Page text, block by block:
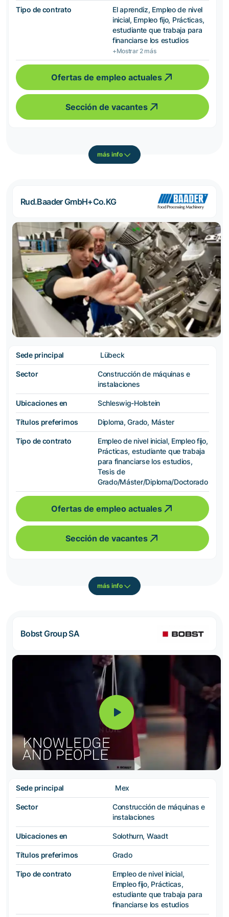
Tipo de contrato
El aprendiz, Empleo de nivel
inicial, Empleo fijo, Prácticas,
estudiante que trabaja para
financiarse los estudios
+Mostrar 2 más
Ofertas de empleo actuales
Sección de vacantes
más info
Rud.Baader GmbH+Co.KG
Sede principal Lübeck
Sector
Construcción de máquinas e
instalaciones
Ubicaciones en Schleswig-Holstein
Títulos preferimos Diploma, Grado, Máster
Tipo de contrato
Empleo de nivel inicial, Empleo fijo,
Prácticas, estudiante que trabaja
para financiarse los estudios,
Tesis de
Grado/Máster/Diploma/Doctorado
Ofertas de empleo actuales
Sección de vacantes
más info
Bobst Group SA
Sede principal Mex
Sector
Construcción de máquinas e
instalaciones
Ubicaciones en Solothurn, Waadt
Títulos preferimos Grado
Tipo de contrato
Empleo de nivel inicial,
Empleo fijo, Prácticas,
estudiante que trabaja para
financiarse los estudios